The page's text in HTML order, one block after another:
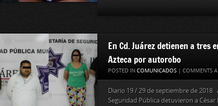
En Cd. Juárez detienen a tres
Azteca por autorobo
POSTED IN COMUNICADOS | COMMENTS
Diario 19 / 29 de septiembre de 2018
Seguridad Pública detuvieron a César